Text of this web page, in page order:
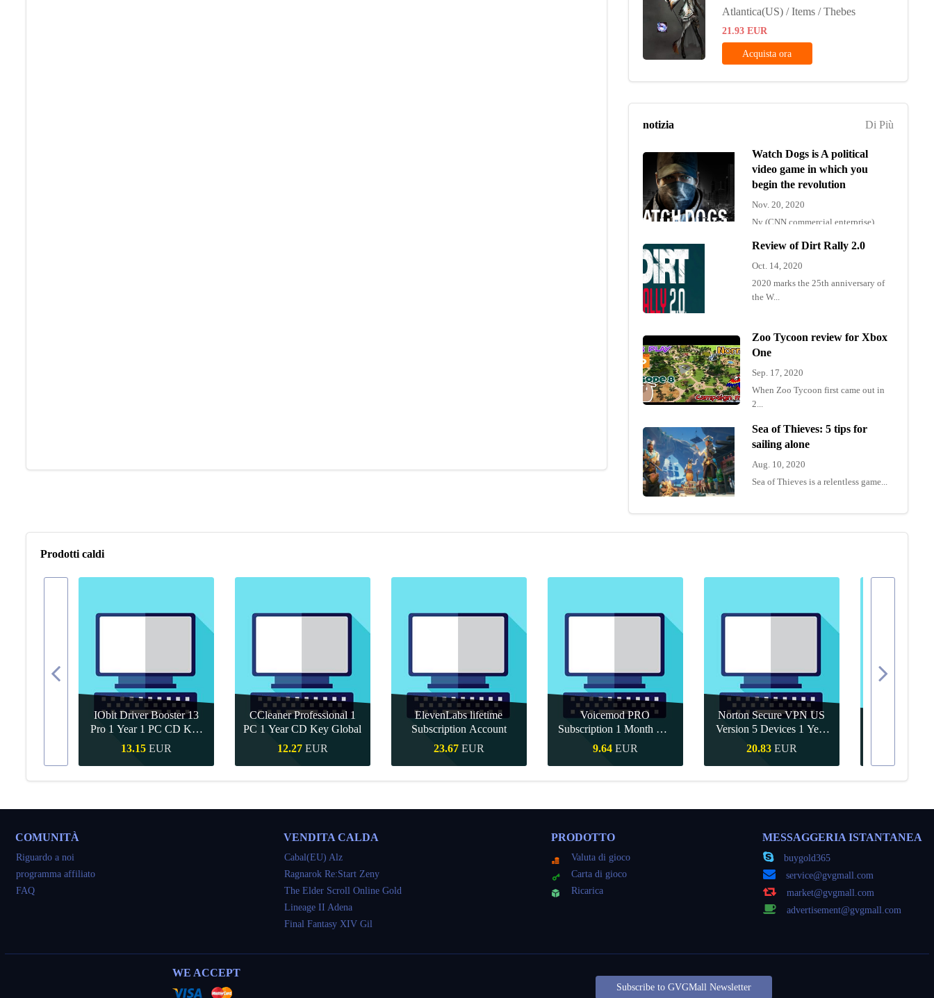
Atlantica(US) / Items / Thebes
21.93 EUR
Acquista ora
Di Più
notizia
Watch Dogs is A political
video game in which you
begin the revolution
Nov. 20, 2020
Ny (CNN commercial enterprise)
Review of Dirt Rally 2.0
Oct. 14, 2020
2020 marks the 25th anniversary of
the W...
Zoo Tycoon review for Xbox
One
Sep. 17, 2020
When Zoo Tycoon first came out in
2...
Sea of Thieves: 5 tips for
sailing alone
Aug. 10, 2020
Sea of Thieves is a relentless game...
Prodotti caldi
IObit Driver Booster 13
Pro 1 Year 1 PC CD Key
Global
13.15 EUR
Acquisto veloce
CCleaner Professional 1
PC 1 Year CD Key Global
12.27 EUR
Acquisto veloce
ElevenLabs lifetime
Subscription Account
23.67 EUR
Acquisto veloce
Voicemod PRO
Subscription 1 Month CD
Key Global
9.64 EUR
Acquisto veloce
Norton Secure VPN US
Version 5 Devices 1 Year
CD Key
20.83 EUR
Acquisto veloce Acquisto
COMUNITÀ
Riguardo a noi
programma affiliato
FAQ
VENDITA CALDA
Cabal(EU) Alz
Ragnarok Re:Start Zeny
The Elder Scroll Online Gold
Lineage II Adena
Final Fantasy XIV Gil
PRODOTTO
Valuta di gioco
Carta di gioco
Ricarica
MESSAGGERIA ISTANTANEA
buygold365
service@gvgmall.com
market@gvgmall.com
advertisement@gvgmall.com
WE ACCEPT
Subscribe to GVGMall Newsletter